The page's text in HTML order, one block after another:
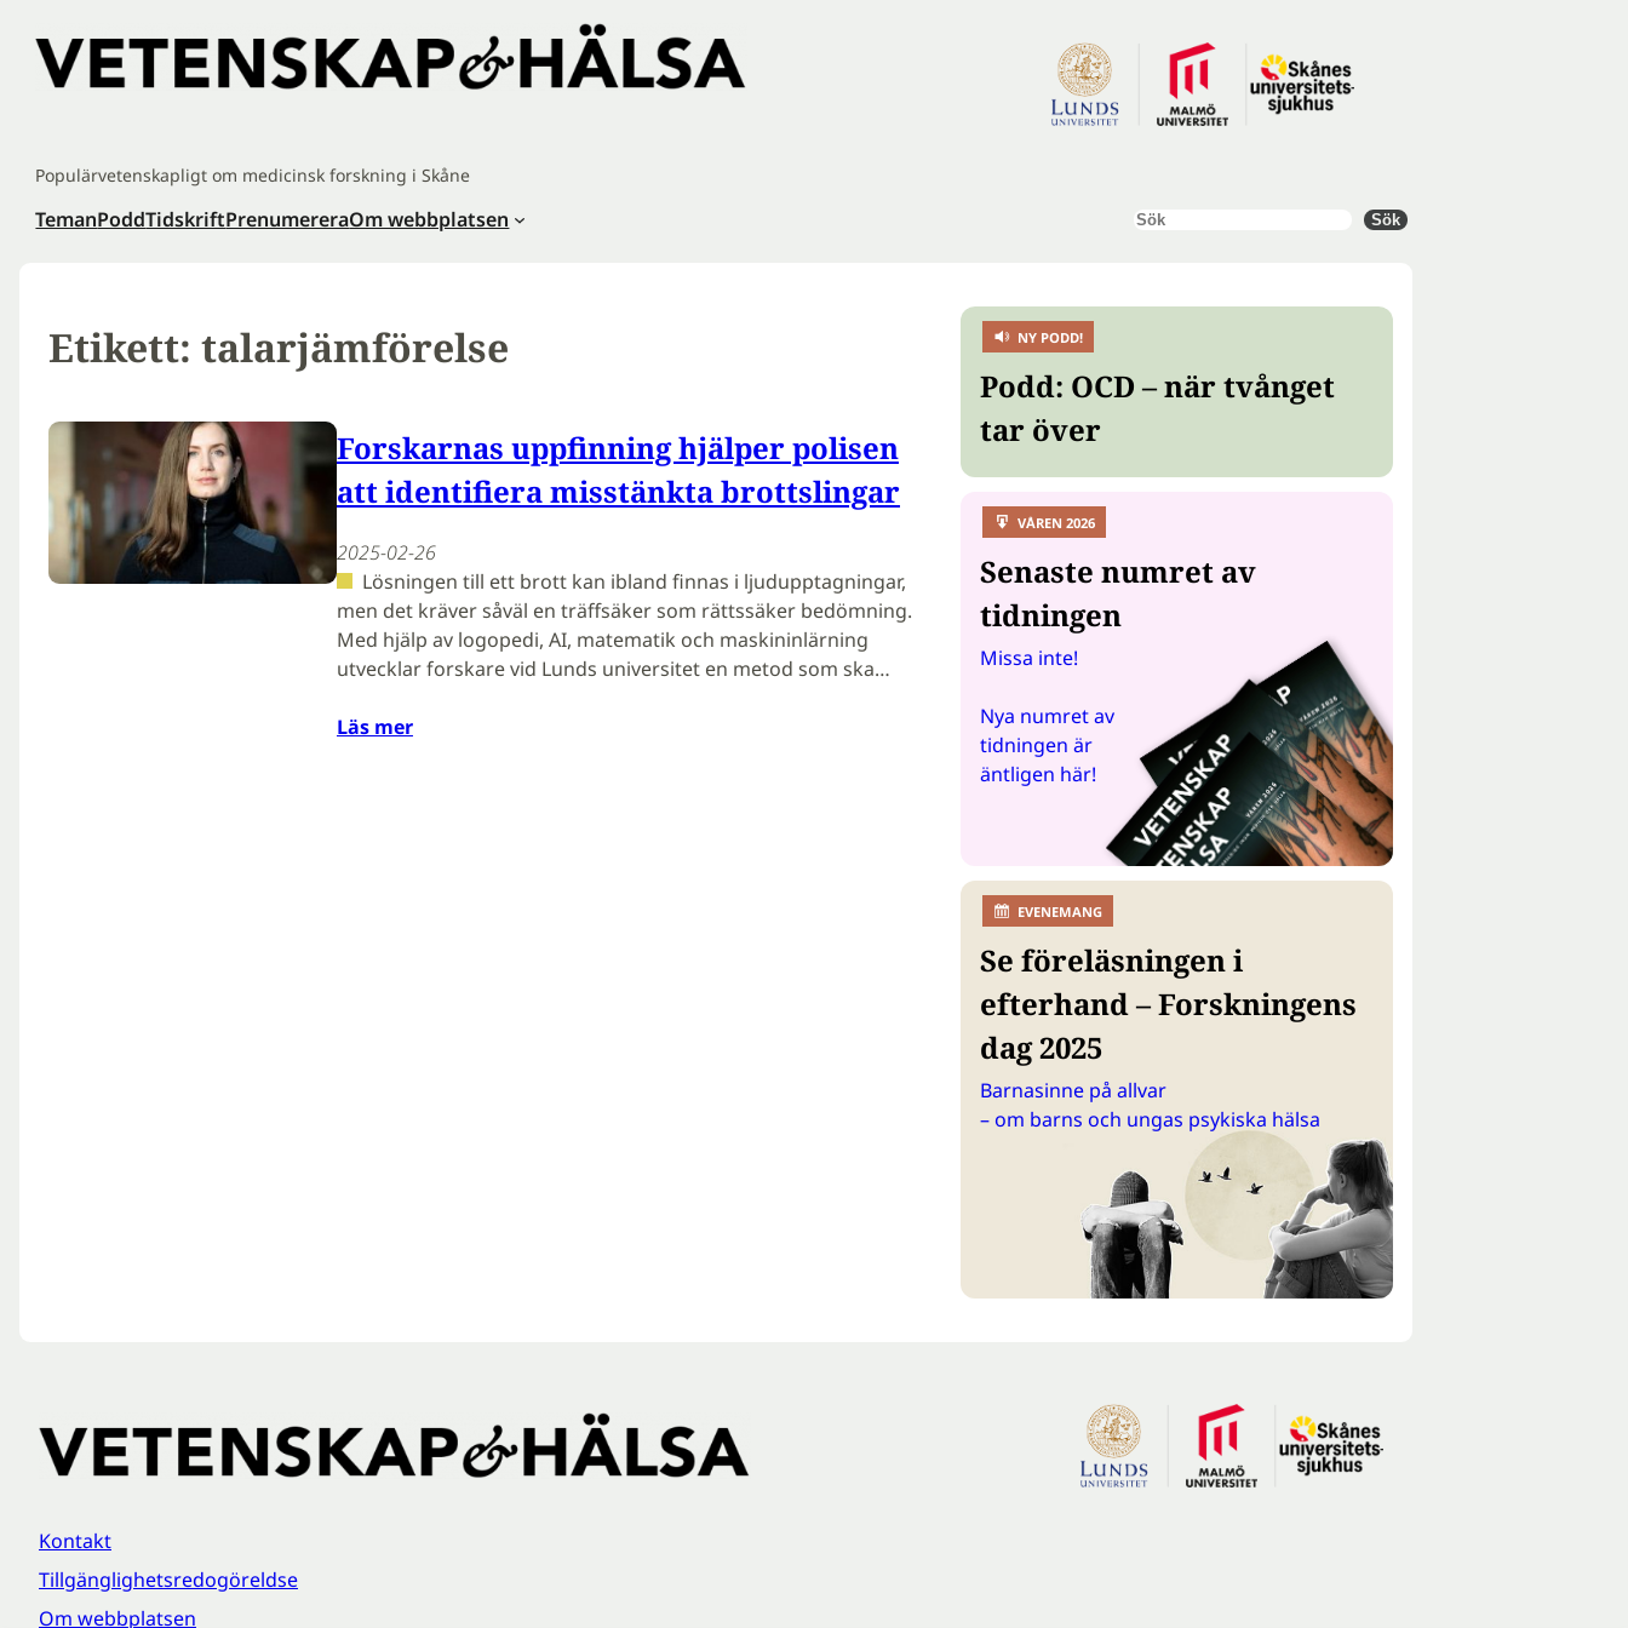
innehåll
Populärvetenskapligt om medicinsk forskning i Skåne
TemanPoddTidskriftPrenumereraOm webbplatsen Sök Sök
Etikett: talarjämförelse
Forskarnas uppfinning hjälper polisen
att identifiera misstänkta brottslingar
2025-02-26
Lösningen till ett brott kan ibland finnas i ljudupptagningar,
men det kräver såväl en träffsäker som rättssäker bedömning.
Med hjälp av logopedi, AI, matematik och maskininlärning
utvecklar forskare vid Lunds universitet en metod som ska…
Läs mer
NY PODD!
Podd: OCD – när tvånget
tar över
VÅREN 2026
Senaste numret av
tidningen
Missa inte!
Nya numret av
tidningen är
äntligen här!
EVENEMANG
Se föreläsningen i
efterhand – Forskningens
dag 2025
Barnasinne på allvar
– om barns och ungas psykiska hälsa
Kontakt
Tillgänglighetsredogöreldse
Om webbplatsen